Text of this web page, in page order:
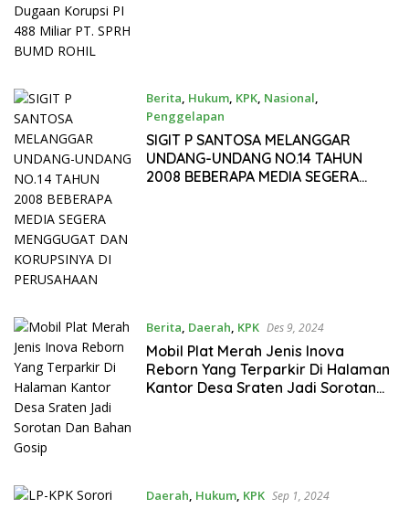
Berita, Hukum, KPK, Nasional,
Penggelapan
Mar 5, 2025
SIGIT P SANTOSA MELANGGAR
UNDANG-UNDANG NO.14 TAHUN
2008 BEBERAPA MEDIA SEGERA
Berita, Daerah, KPK Des 9, 2024
Mobil Plat Merah Jenis Inova
Reborn Yang Terparkir Di Halaman
Kantor Desa Sraten Jadi Sorotan
Daerah, Hukum, KPK Sep 1, 2024